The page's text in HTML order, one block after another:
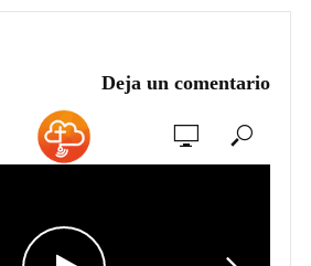
Deja un comentario